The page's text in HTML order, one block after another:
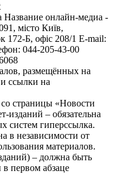
Название онлайн-медиа -
місто Київ,
Б, офіс 208/1 E-mail:
044-205-43-00
размещённых на
ссылки на
страницы «Новости
изданий – обязательна
систем гиперссылка.
в независимости от
материалов.
– должна быть
первом абзаце